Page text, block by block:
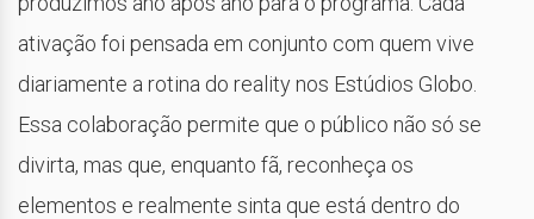
ativação foi pensada em conjunto com quem vive
diariamente a rotina do reality nos Estúdios Globo.
Essa colaboração permite que o público não só se
divirta, mas que, enquanto fã, reconheça os
elementos e realmente sinta que está dentro do